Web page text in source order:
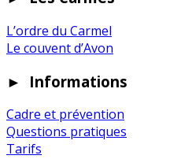
L’ordre du Carmel
Le couvent d’Avon
► Informations
Cadre et prévention
Questions pratiques
Tarifs